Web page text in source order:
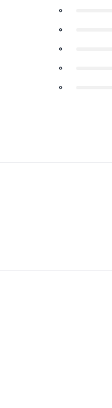
0
0
0
0
0